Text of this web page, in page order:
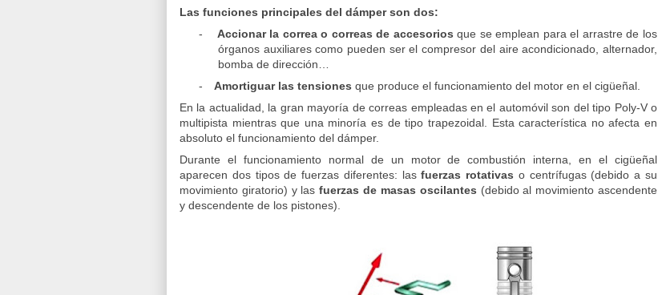
Las funciones principales del dámper son dos:
-
Accionar la correa o correas de accesorios que se emplean para el arrastre de los
órganos auxiliares como pueden ser el compresor del aire acondicionado, alternador,
bomba de dirección…
-
Amortiguar las tensiones que produce el funcionamiento del motor en el cigüeñal.
En la actualidad, la gran mayoría de correas empleadas en el automóvil son del tipo Poly-V o
multipista mientras que una minoría es de tipo trapezoidal. Esta característica no afecta en
absoluto el funcionamiento del dámper.
Durante el funcionamiento normal de un motor de combustión interna, en el cigüeñal
aparecen dos tipos de fuerzas diferentes: lasfuerzas rotativas o centrífugas (debido a su
movimiento giratorio) y lasfuerzas de masas oscilantes (debido al movimiento ascendente
y descendente de los pistones).